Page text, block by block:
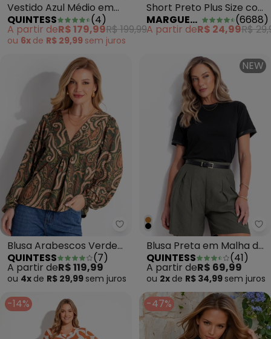
Vestido Azul Médio em
Jeans
QUINTESS (4)
A partir deR$ 179,99R$ 199,99
ou 6x de R$ 29,99 sem juros
Short Preto Plus Size com
Bolsos Decorativos
MARGUERITE (6688)
A partir deR$ 24,99R$
Quintess - Blusa Arabescos
Blusa Arabescos Verde
em Malha Fria
QUINTESS (7)
A partir deR$ 119,99
ou 4x de R$ 29,99 sem juros
NEW
Blusa Preta em Malha de
Algodão
QUINTESS (41)
A partir deR$ 69,99
ou 2x de R$ 34,99 sem juros
-14% -47%